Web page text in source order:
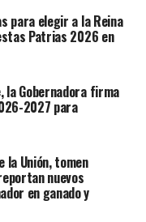
para elegir a la Reina
Patrias 2026 en
la Gobernadora firma
2027 para
la Unión, tomen
nuevos
en ganado y